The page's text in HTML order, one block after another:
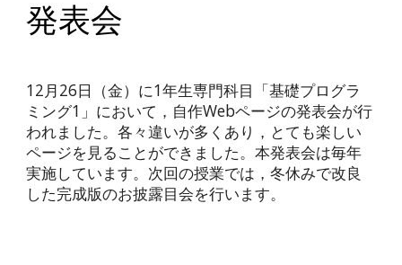
発表会
12月26日（金）に1年生専門科目「基礎プログラ
ミング1」において，自作Webページの発表会が行
われました。各々違いが多くあり，とても楽しい
ページを見ることができました。本発表会は毎年
実施しています。次回の授業では，冬休みで改良
した完成版のお披露目会を行います。